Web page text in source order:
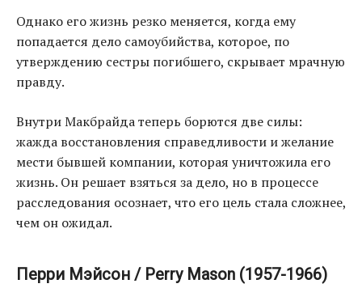
Однако его жизнь резко меняется, когда ему
попадается дело самоубийства, которое, по
утверждению сестры погибшего, скрывает мрачную
правду.
Внутри Макбрайда теперь борются две силы:
жажда восстановления справедливости и желание
мести бывшей компании, которая уничтожила его
жизнь. Он решает взяться за дело, но в процессе
расследования осознает, что его цель стала сложнее,
чем он ожидал.
Перри Мэйсон / Perry Mason (1957-1966)